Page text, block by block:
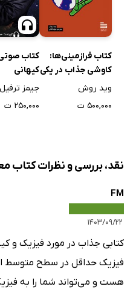
کتاب فرازمینی‌ها:
کاوشی جذاب در یکی
از مهم‌ترین
نشده در علم
وید روش
۵۰۰,۰۰۰ ت
کتاب صوتی
کیهانی
جیمز ترفیل
۲۵۰,۰۰۰ ت
نقد، بررسی و نظرات کتاب
FM
۱۴۰۳/۰۹/۲۲
کتابی جذاب در مورد فیزیک و
فیزیک حداقل در سطح متوسط
هست و می‌تواند شما را به